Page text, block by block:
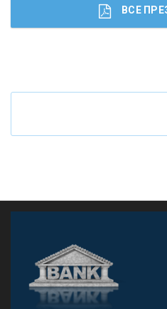
Что будет с наличными
ВСЕ